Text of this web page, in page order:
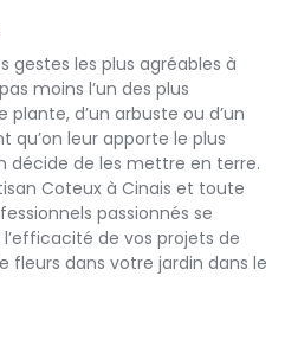
gestes les plus agréables à
moins l’un des plus
d’un arbuste ou d’un
qu’on leur apporte le plus
décide de les mettre en terre.
Coteux à Cinais et toute
passionnés se
de vos projets de
fleurs dans votre jardin dans le